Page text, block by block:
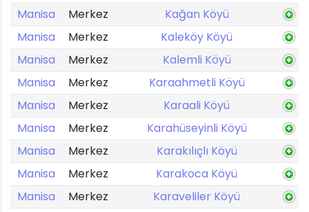
Manisa
Merkez
Kağan Köyü
Manisa
Merkez
Kaleköy Köyü
Manisa
Merkez
Kalemli Köyü
Manisa
Merkez
Karaahmetli Köyü
Manisa
Merkez
Karaali Köyü
Manisa
Merkez
Karahüseyinli Köyü
Manisa
Merkez
Karakılıçlı Köyü
Manisa
Merkez
Karakoca Köyü
Manisa
Merkez
Karaveliler Köyü